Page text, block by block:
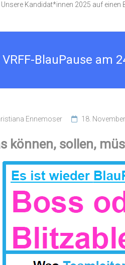
Unsere Kandidat*innen 2025 auf einen
VRFF-BlauPause am
Ennemoser 18.
können, sollen,